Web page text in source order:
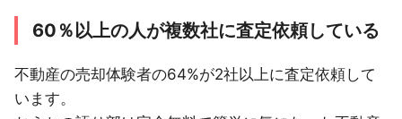
60％以上の人が複数社に査定依頼している
不動産の売却体験者の64%が2社以上に査定依頼して
います。